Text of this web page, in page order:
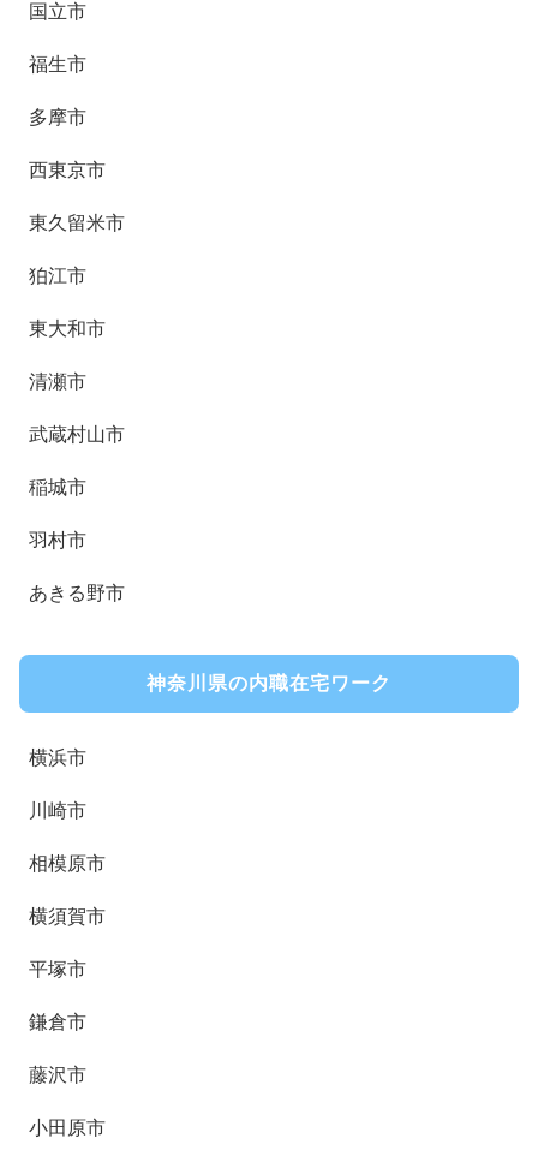
国立市
福生市
多摩市
西東京市
東久留米市
狛江市
東大和市
清瀬市
武蔵村山市
稲城市
羽村市
あきる野市
神奈川県の内職在宅ワーク
横浜市
川崎市
相模原市
横須賀市
平塚市
鎌倉市
藤沢市
小田原市